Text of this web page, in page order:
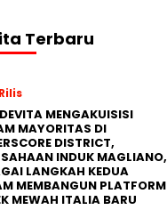
Terbaru
MENGAKUISISI
MAYORITAS DI
DISTRICT,
INDUK MAGLIANO,
LANGKAH KEDUA
MEMBANGUN PLATFORM
MEWAH ITALIA BARU